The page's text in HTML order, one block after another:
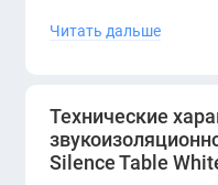
столешницы
FlexiSpot Silence
офисов, коворкингов
Читать дальше
Технические
Silence Table